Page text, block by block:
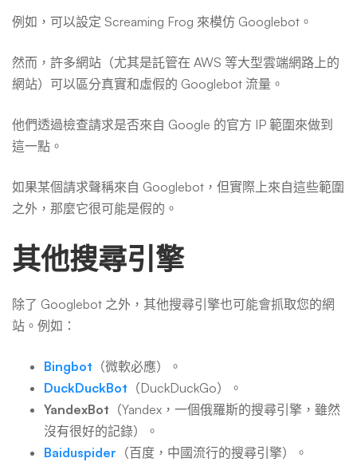
例如，可以設定 Screaming Frog 來模仿 Googlebot。
然而，許多網站（尤其是託管在 AWS 等大型雲端網路上的
網站）可以區分真實和虛假的 Googlebot 流量。
他們透過檢查請求是否來自 Google 的官方 IP 範圍來做到
這一點。
如果某個請求聲稱來自 Googlebot，但實際上來自這些範圍
之外，那麼它很可能是假的。
其他搜尋引擎
除了 Googlebot 之外，其他搜尋引擎也可能會抓取您的網
站。例如：
Bingbot （微軟必應）。
DuckDuckBot （DuckDuckGo）。
YandexBot （Yandex，一個俄羅斯的搜尋引擎，雖然
沒有很好的記錄）。
Baiduspider （百度，中國流行的搜尋引擎）。